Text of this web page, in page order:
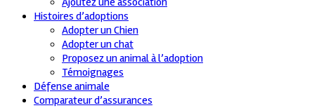
Histoires d’adoptions
Adopter un Chien
Adopter un chat
Proposez un animal à l’adoption
Témoignages
Défense animale
Comparateur d’assurances